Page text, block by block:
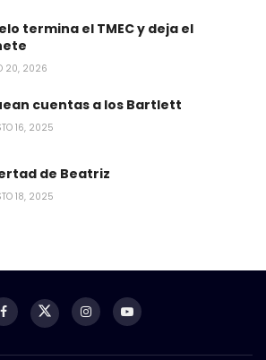
termina el TMEC y deja el
20, 2026
cuentas a los Bartlett
16, 2025
de Beatriz
18, 2025